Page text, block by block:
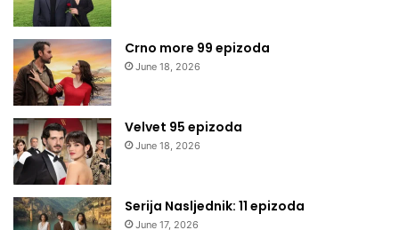
Crno more 99 epizoda
June 18, 2026
Velvet 95 epizoda
June 18, 2026
Serija Nasljednik: 11 epizoda
June 17, 2026